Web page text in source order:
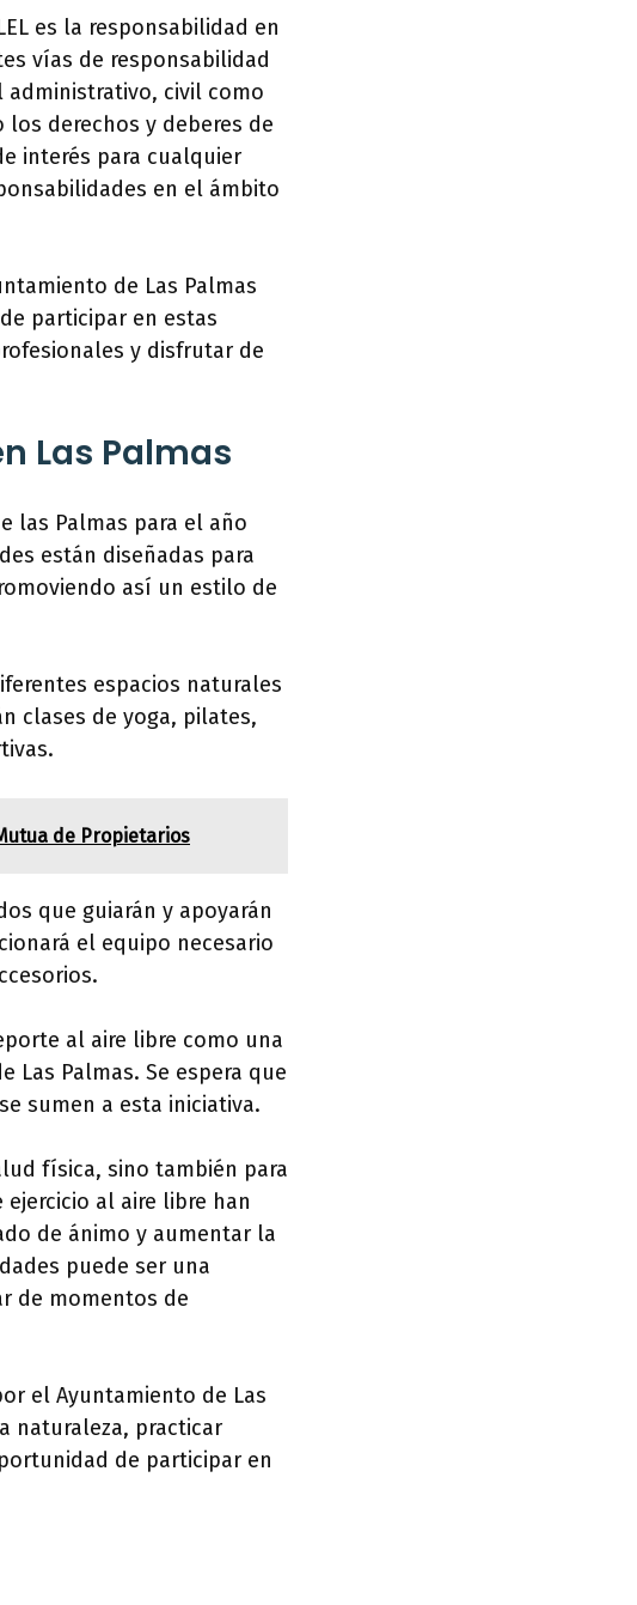
es la responsabilidad en
vías de responsabilidad
civil como
derechos y deberes de
interés para cualquier
en el ámbito
de Las Palmas
participar en estas
y disfrutar de
Las Palmas
las Palmas para el año
están diseñadas para
así un estilo de
espacios naturales
clases de yoga, pilates,
de Propietarios
que guiarán y apoyarán
el equipo necesario
al aire libre como una
Palmas. Se espera que
sumen a esta iniciativa.
física, sino también para
al aire libre han
de ánimo y aumentar la
puede ser una
de momentos de
el Ayuntamiento de Las
naturaleza, practicar
de participar en